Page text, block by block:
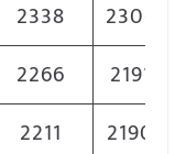
2338
2306
2266
2191
2211
2190